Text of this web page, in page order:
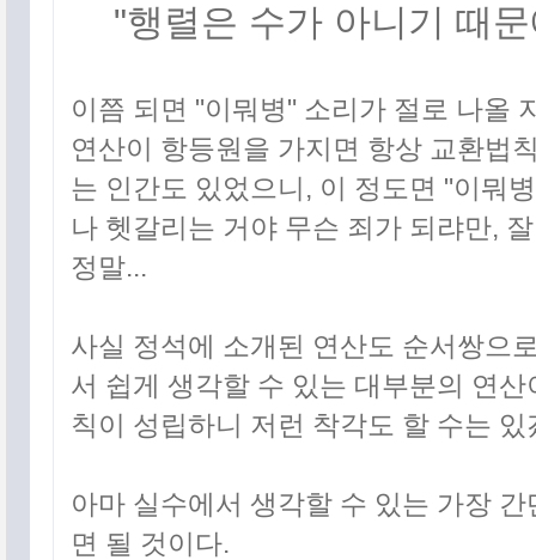
"행렬은 수가 아니기 때
이쯤 되면 "이뭐병" 소리가 절로 나올
연산이 항등원을 가지면 항상 교환법
는 인간도 있었으니, 이 정도면 "이뭐
나 헷갈리는 거야 무슨 죄가 되랴만,
정말...
사실 정석에 소개된 연산도 순서쌍으
서 쉽게 생각할 수 있는 대부분의 연
칙이 성립하니 저런 착각도 할 수는
아마 실수에서 생각할 수 있는 가장
면 될 것이다.